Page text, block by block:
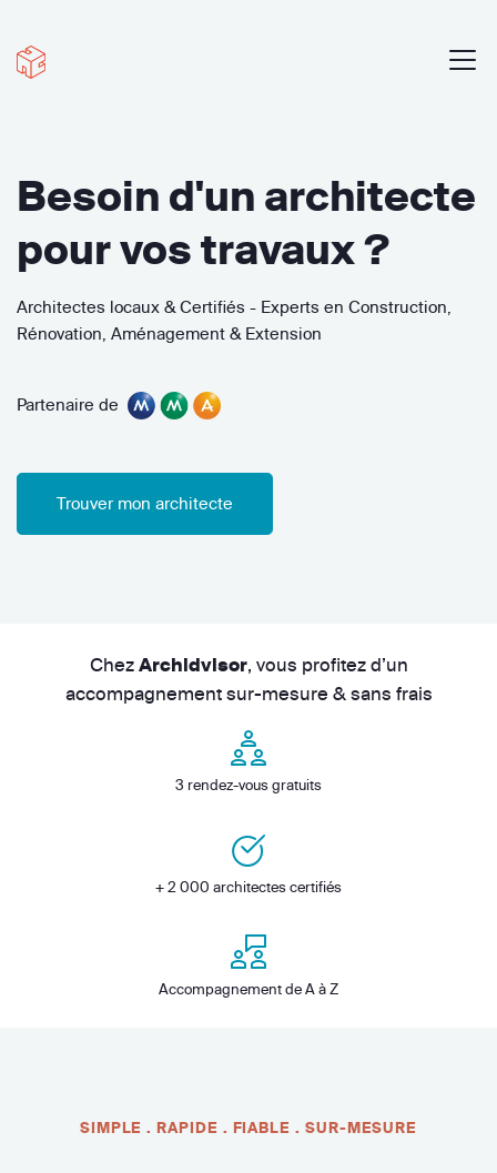
Besoin d'un architecte
pour vos travaux ?
Architectes locaux & Certifiés - Experts en Construction,
Rénovation, Aménagement & Extension
Partenaire de
Trouver mon architecte
Chez Archidvisor, vous profitez d’un
accompagnement sur-mesure & sans frais
3 rendez-vous gratuits
+ 2 000 architectes certifiés
Accompagnement de A à Z
SIMPLE . RAPIDE . FIABLE . SUR-MESURE